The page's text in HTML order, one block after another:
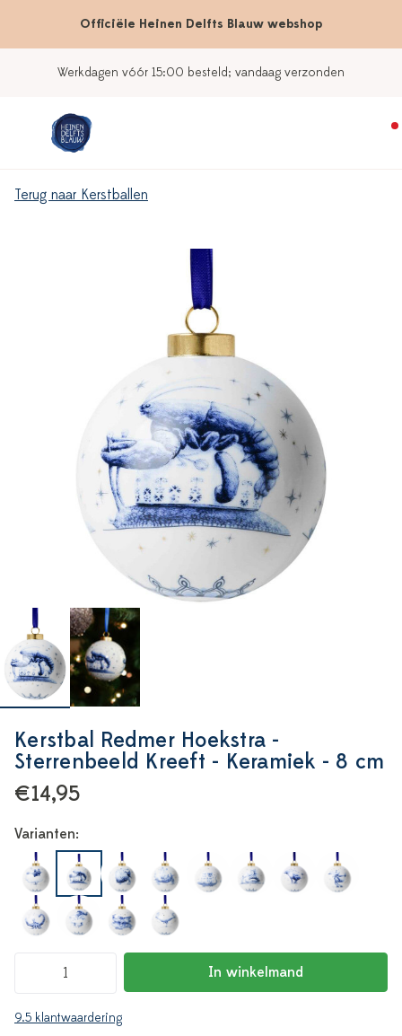
Officiële Heinen Delfts Blauw webshop
Werkdagen vóór 15:00 besteld; vandaag verzonden
Terug naar Kerstballen
Kerstbal Redmer Hoekstra -
Sterrenbeeld Kreeft - Keramiek - 8 cm
€14,95
Varianten:
In winkelmand
9.5 klantwaardering